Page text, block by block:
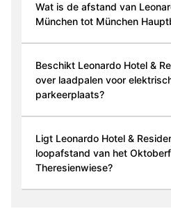
Wat is de afstand van
München tot München
Beschikt Leonardo Hotel &
over laadpalen voor
parkeerplaats?
Ligt Leonardo Hotel &
loopafstand van het
Theresienwiese?